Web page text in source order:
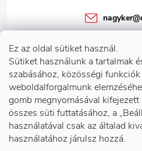
Ez az oldal sütiket használ.
Sütiket használunk a tartalmak
szabásához, közösségi
weboldalforgalmunk
gomb megnyomásával
összes süti futtatásához, a
használatával csak az általad
használatához járulsz hozzá.
Információk önnek
Telephelyeink
nagyker@